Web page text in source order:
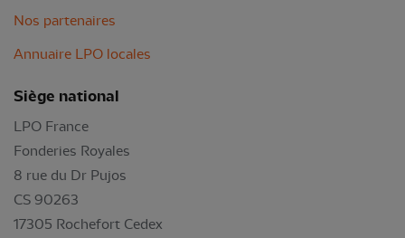
Nos partenaires
Annuaire LPO locales
Siège national
LPO France
Fonderies Royales
8 rue du Dr Pujos
CS 90263
17305 Rochefort Cedex